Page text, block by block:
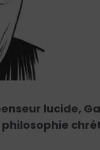
lucide,